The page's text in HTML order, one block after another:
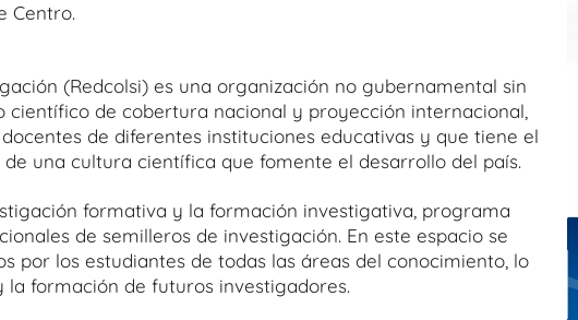
Centro.
(Redcolsi) es una organización no gubernamental sin
científico de cobertura nacional y proyección internacional,
de diferentes instituciones educativas y que tiene el
una cultura científica que fomente el desarrollo del país.
formativa y la formación investigativa, programa
de semilleros de investigación. En este espacio se
por los estudiantes de todas las áreas del conocimiento, lo
formación de futuros investigadores.